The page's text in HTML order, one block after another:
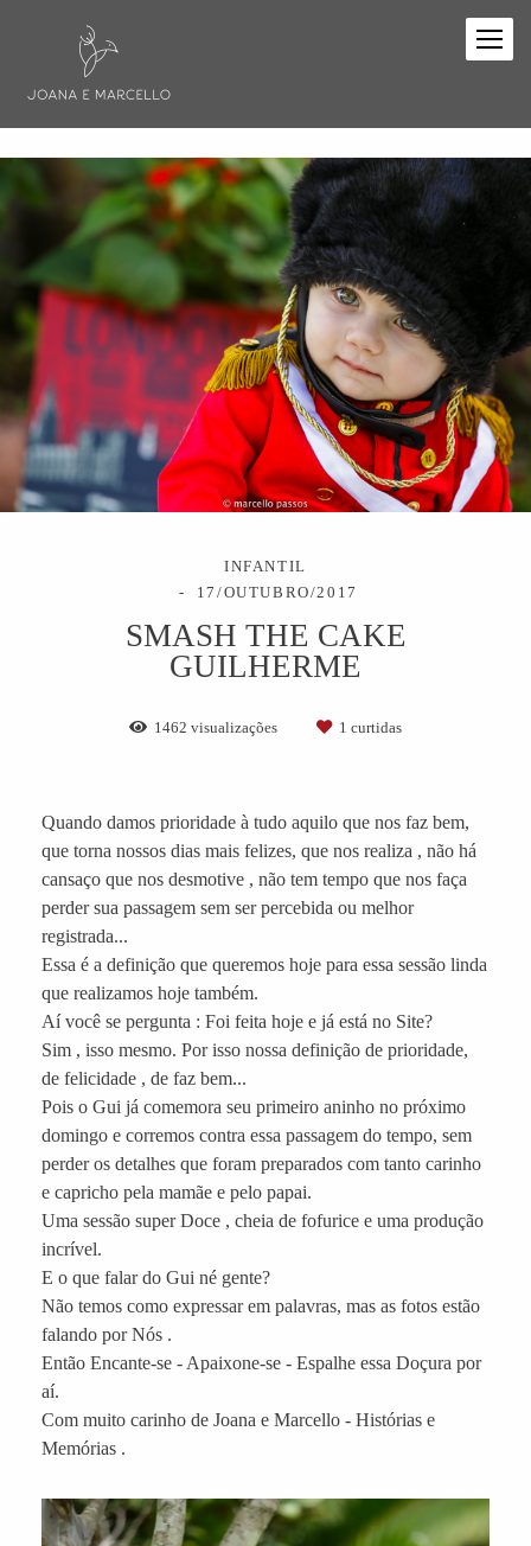
INFANTIL
17/OUTUBRO/2017
SMASH THE CAKE
GUILHERME
1462 visualizações 1 curtidas
Quando damos prioridade à tudo aquilo que nos faz bem,
que torna nossos dias mais felizes, que nos realiza , não há
cansaço que nos desmotive , não tem tempo que nos faça
perder sua passagem sem ser percebida ou melhor
registrada...
Essa é a definição que queremos hoje para essa sessão linda
que realizamos hoje também.
Aí você se pergunta : Foi feita hoje e já está no Site?
Sim , isso mesmo. Por isso nossa definição de prioridade,
de felicidade , de faz bem...
Pois o Gui já comemora seu primeiro aninho no próximo
domingo e corremos contra essa passagem do tempo, sem
perder os detalhes que foram preparados com tanto carinho
e capricho pela mamãe e pelo papai.
Uma sessão super Doce , cheia de fofurice e uma produção
incrível.
E o que falar do Gui né gente?
Não temos como expressar em palavras, mas as fotos estão
falando por Nós .
Então Encante-se - Apaixone-se - Espalhe essa Doçura por
aí.
Com muito carinho de Joana e Marcello - Histórias e
Memórias .